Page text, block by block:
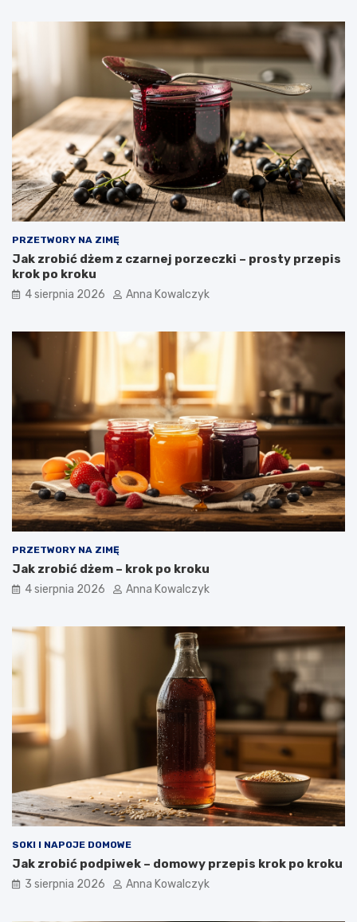
PRZETWORY NA ZIMĘ
Jak zrobić dżem z czarnej porzeczki – prosty przepis
krok po kroku
4 sierpnia 2026 Anna Kowalczyk
PRZETWORY NA ZIMĘ
Jak zrobić dżem – krok po kroku
4 sierpnia 2026 Anna Kowalczyk
SOKI I NAPOJE DOMOWE
Jak zrobić podpiwek – domowy przepis krok po kroku
3 sierpnia 2026 Anna Kowalczyk